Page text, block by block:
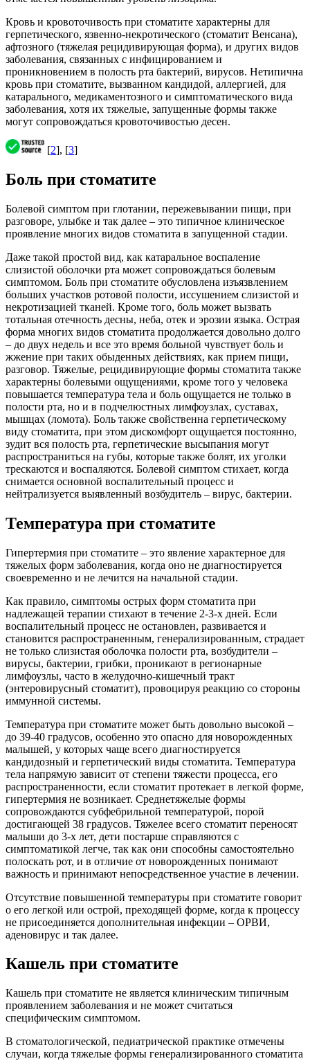
Кровь и кровоточивость при стоматите характерны для
герпетического, язвенно-некротического (стоматит Венсана),
афтозного (тяжелая рецидивирующая форма), и других видов
заболевания, связанных с инфицированием и
проникновением в полость рта бактерий, вирусов. Нетипична
кровь при стоматите, вызванном кандидой, аллергией, для
катарального, медикаментозного и симптоматического вида
заболевания, хотя их тяжелые, запущенные формы также
могут сопровождаться кровоточивостью десен.
[2], [3]
Боль при стоматите
Болевой симптом при глотании, пережевывании пищи, при
разговоре, улыбке и так далее – это типичное клиническое
проявление многих видов стоматита в запущенной стадии.
Даже такой простой вид, как катаральное воспаление
слизистой оболочки рта может сопровождаться болевым
симптомом. Боль при стоматите обусловлена изъязвлением
больших участков ротовой полости, иссушением слизистой и
некротизацией тканей. Кроме того, боль может вызвать
тотальная отечность десны, неба, отек и эрозии языка. Острая
форма многих видов стоматита продолжается довольно долго
– до двух недель и все это время больной чувствует боль и
жжение при таких обыденных действиях, как прием пищи,
разговор. Тяжелые, рецидивирующие формы стоматита также
характерны болевыми ощущениями, кроме того у человека
повышается температура тела и боль ощущается не только в
полости рта, но и в подчелюстных лимфоузлах, суставах,
мышцах (ломота). Боль также свойственна герпетическому
виду стоматита, при этом дискомфорт ощущается постоянно,
зудит вся полость рта, герпетические высыпания могут
распространиться на губы, которые также болят, их уголки
трескаются и воспаляются. Болевой симптом стихает, когда
снимается основной воспалительный процесс и
нейтрализуется выявленный возбудитель – вирус, бактерии.
Температура при стоматите
Гипертермия при стоматите – это явление характерное для
тяжелых форм заболевания, когда оно не диагностируется
своевременно и не лечится на начальной стадии.
Как правило, симптомы острых форм стоматита при
надлежащей терапии стихают в течение 2-3-х дней. Если
воспалительный процесс не остановлен, развивается и
становится распространенным, генерализированным, страдает
не только слизистая оболочка полости рта, возбудители –
вирусы, бактерии, грибки, проникают в регионарные
лимфоузлы, часто в желудочно-кишечный тракт
(энтеровирусный стоматит), провоцируя реакцию со стороны
иммунной системы.
Температура при стоматите может быть довольно высокой –
до 39-40 градусов, особенно это опасно для новорожденных
малышей, у которых чаще всего диагностируется
кандидозный и герпетический виды стоматита. Температура
тела напрямую зависит от степени тяжести процесса, его
распространенности, если стоматит протекает в легкой форме,
гипертермия не возникает. Среднетяжелые формы
сопровождаются субфебрильной температурой, порой
достигающей 38 градусов. Тяжелее всего стоматит переносят
малыши до 3-х лет, дети постарше справляются с
симптоматикой легче, так как они способны самостоятельно
полоскать рот, и в отличие от новорожденных понимают
важность и принимают непосредственное участие в лечении.
Отсутствие повышенной температуры при стоматите говорит
о его легкой или острой, преходящей форме, когда к процессу
не присоединяется дополнительная инфекции – ОРВИ,
аденовирус и так далее.
Кашель при стоматите
Кашель при стоматите не является клиническим типичным
проявлением заболевания и не может считаться
специфическим симптомом.
В стоматологической, педиатрической практике отмечены
случаи, когда тяжелые формы генерализированного стоматита